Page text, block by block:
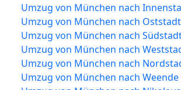
Umzug von München nach
Umzug von München nach Oststadt
Umzug von München nach
Umzug von München nach
Umzug von München nach
Umzug von München nach Weende